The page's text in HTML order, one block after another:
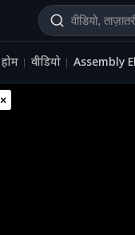
होम वीडियो Assembly